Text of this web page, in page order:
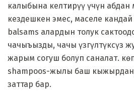
калыбына келтирүү үчүн абдан
кездешкен эмес, маселе кандай
balsams алардын толук
чачыъызды, чачы үзгүлтүксүз
жарым согуш болуп саналат.
shampoos-жылы баш
заттар бар.